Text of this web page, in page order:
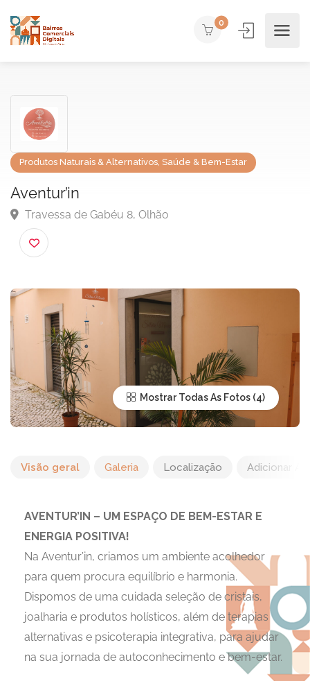
0
Produtos Naturais & Alternativos,Saúde & Bem-Estar
Aventur’in
Travessa de Gabéu 8, Olhão
Mostrar Todas As Fotos
Visão geral Galeria Localização Adicionar
AVENTUR’IN – UM ESPAÇO DE BEM-ESTAR E
ENERGIA POSITIVA!
Na Aventur’in, criamos um ambiente acolhedor
para quem procura equilíbrio e harmonia.
Dispomos de uma cuidada seleção de cristais,
joalharia e produtos holísticos, além de terapias
alternativas e psicoterapia integrativa, para ajudar
na sua jornada de autoconhecimento e bem-estar.